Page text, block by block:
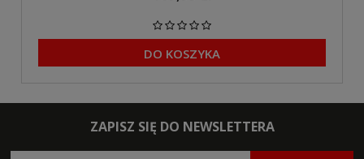
DO KOSZYKA
ZAPISZ SIĘ DO NEWSLETTERA